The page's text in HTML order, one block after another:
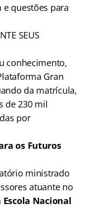
questões para
SEUS
conhecimento,
Gran
da matrícula,
de 230 mil
por
os Futuros
ministrado
atuante no
Escola Nacional